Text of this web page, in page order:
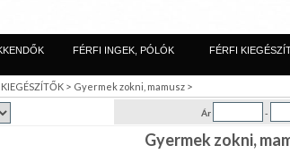
FÉRFI INGEK, PÓLÓK FÉRFI
> Gyermek zokni, mamusz >
Ár -
Gyermek zokni,